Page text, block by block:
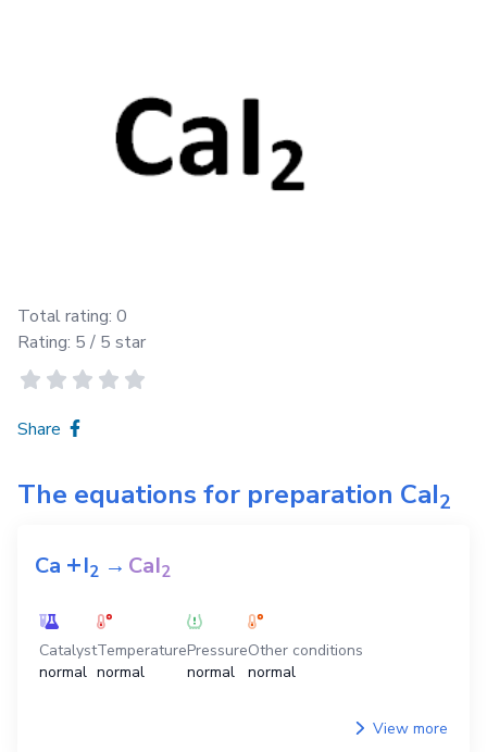
Total rating: 0
Rating: 5 / 5 star
Share
The equations for preparation CaI2
Ca +I2 →CaI2
Catalyst
normal
Temperature
normal
Pressure
normal
Other conditions
normal
View more